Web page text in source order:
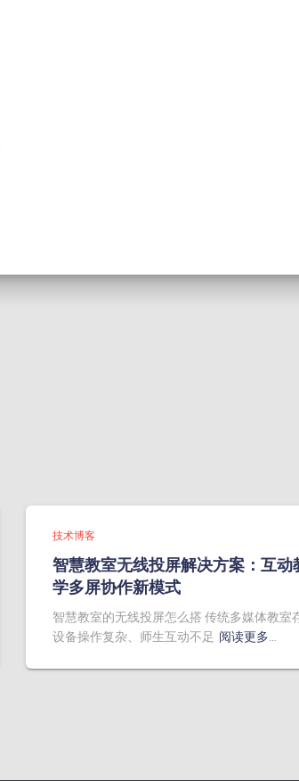
技术博客
智慧教室无线投屏解决方案：互动
学多屏协作新模式
智慧教室的无线投屏怎么搭 传统多媒体教室
设备操作复杂、师生互动不足 阅读更多…